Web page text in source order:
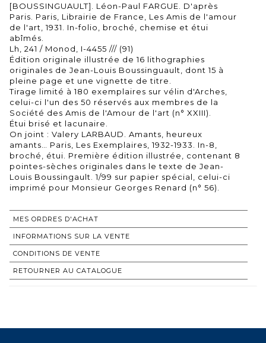
[BOUSSINGUAULT]. Léon-Paul FARGUE. D'après
Paris. Paris, Librairie de France, Les Amis de l'amour
de l'art, 1931. In-folio, broché, chemise et étui
abîmés.
Lh, 241 / Monod, I-4455 /// (91)
Édition originale illustrée de 16 lithographies
originales de Jean-Louis Boussinguault, dont 15 à
pleine page et une vignette de titre.
Tirage limité à 180 exemplaires sur vélin d'Arches,
celui-ci l'un des 50 réservés aux membres de la
Société des Amis de l'Amour de l'art (n° XXIII).
Étui brisé et lacunaire.
On joint : Valery LARBAUD. Amants, heureux
amants… Paris, Les Exemplaires, 1932-1933. In-8,
broché, étui. Première édition illustrée, contenant 8
pointes-sèches originales dans le texte de Jean-
Louis Boussingault. 1/99 sur papier spécial, celui-ci
imprimé pour Monsieur Georges Renard (n° 56).
MES ORDRES D'ACHAT
INFORMATIONS SUR LA VENTE
CONDITIONS DE VENTE
RETOURNER AU CATALOGUE